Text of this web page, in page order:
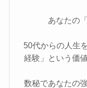
あなたの
50代からの人生
経験」という価
数秘であなたの